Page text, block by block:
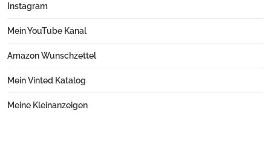
Instagram
Mein YouTube Kanal
Amazon Wunschzettel
Mein Vinted Katalog
Meine Kleinanzeigen